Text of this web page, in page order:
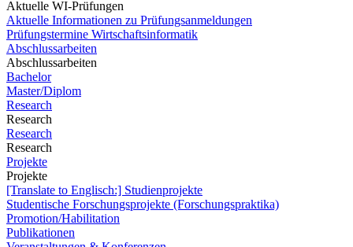
Aktuelle WI-Prüfungen
Aktuelle Informationen zu Prüfungsanmeldungen
Prüfungstermine Wirtschaftsinformatik
Abschlussarbeiten
Abschlussarbeiten
Bachelor
Master/Diplom
Research
Research
Research
Research
Projekte
Projekte
[Translate to Englisch:] Studienprojekte
Studentische Forschungsprojekte (Forschungspraktika)
Promotion/Habilitation
Publikationen